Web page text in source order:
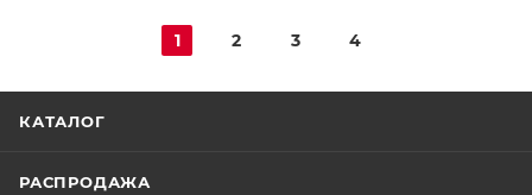
1 2 3 4
КАТАЛОГ
РАСПРОДАЖА